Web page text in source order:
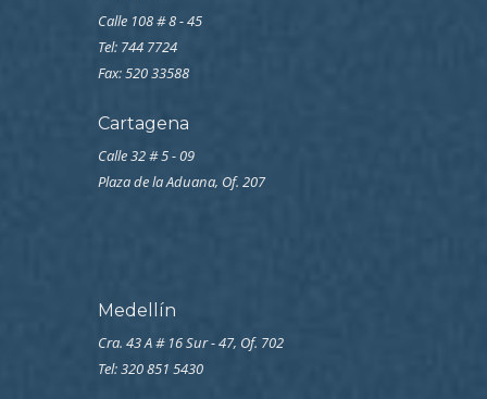
Calle 108 # 8 - 45
Tel: 744 7724
Fax: 520 33588
Cartagena
Calle 32 # 5 - 09
Plaza de la Aduana, Of. 207
Medellín
Cra. 43 A # 16 Sur - 47, Of. 702
Tel: 320 851 5430